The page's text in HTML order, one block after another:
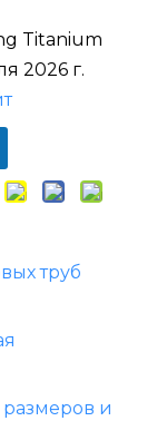
Titanium
2026 г.
труб
размеров и